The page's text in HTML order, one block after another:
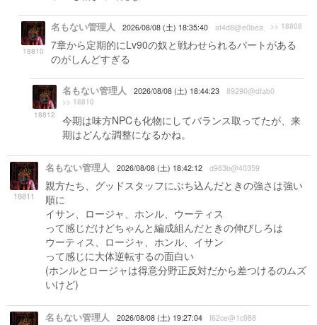
18810
名もない管理人 2026/08/08 (土) 18:35:40 af4d8@e0bea >> 18808
7章から定期的にLv90の奴と戦わせられるパートがある
のがしんどすぎる
18812
名もない管理人 2026/08/08 (土) 18:44:23 89290@dfab0
>> 18810
今期は味方NPCも化物にしてバランス取ってたが、来
期はどんな調整になるかね。
18811
名もない管理人 2026/08/08 (土) 18:42:12 d983b@40359
親方たち、グッドスタッフにぶち込んだときの強さは強い
順に
イサン、ロージャ、ホンル、ウーティス
って感じだけどちゃんと編成組んだときの伸びしろは
ウーティス、ロージャ、ホンル、イサン
って感じに大体逆転するの面白い
(ホンルとロージャは得意分野正反対だから差つけるのムズ
いけど)
名もない管理人 2026/08/08 (土) 19:27:04 f62ce@1c988